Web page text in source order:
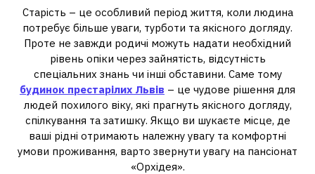
Старість – це особливий період життя, коли людина
потребує більше уваги, турботи та якісного догляду.
Проте не завжди родичі можуть надати необхідний
рівень опіки через зайнятість, відсутність
спеціальних знань чи інші обставини. Саме тому
будинок престарілих Львів – це чудове рішення для
людей похилого віку, які прагнуть якісного догляду,
спілкування та затишку. Якщо ви шукаєте місце, де
ваші рідні отримають належну увагу та комфортні
умови проживання, варто звернути увагу на пансіонат
«Орхідея».